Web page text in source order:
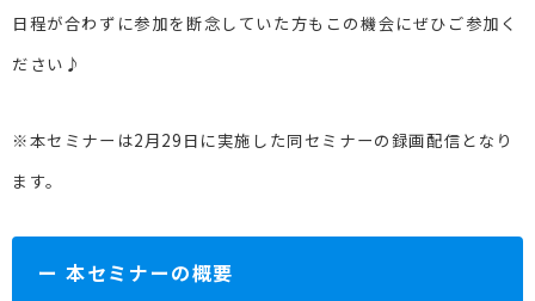
日程が合わずに参加を断念していた方もこの機会にぜひご参加く
ださい♪
※本セミナーは2月29日に実施した同セミナーの録画配信となり
ます。
ー 本セミナーの概要